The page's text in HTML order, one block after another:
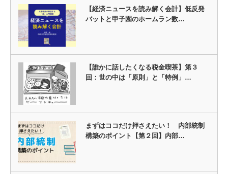
【経済ニュースを読み解く会計】低反発
バットと甲子園のホームラン数…
【誰かに話したくなる税金喫茶】第３
回：世の中は「原則」と「特例」…
まずはココだけ押さえたい！ 内部統制
構築のポイント【第２回】内部…